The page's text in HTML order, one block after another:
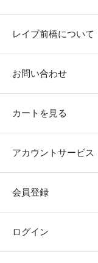
レイブ前橋について
お問い合わせ
カートを見る
アカウントサービス
会員登録
ログイン